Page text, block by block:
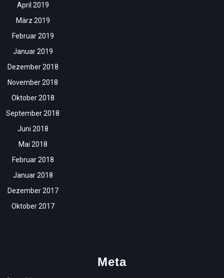
April 2019
März 2019
Februar 2019
Januar 2019
Dezember 2018
November 2018
Oktober 2018
September 2018
Juni 2018
Mai 2018
Februar 2018
Januar 2018
Dezember 2017
Oktober 2017
Meta